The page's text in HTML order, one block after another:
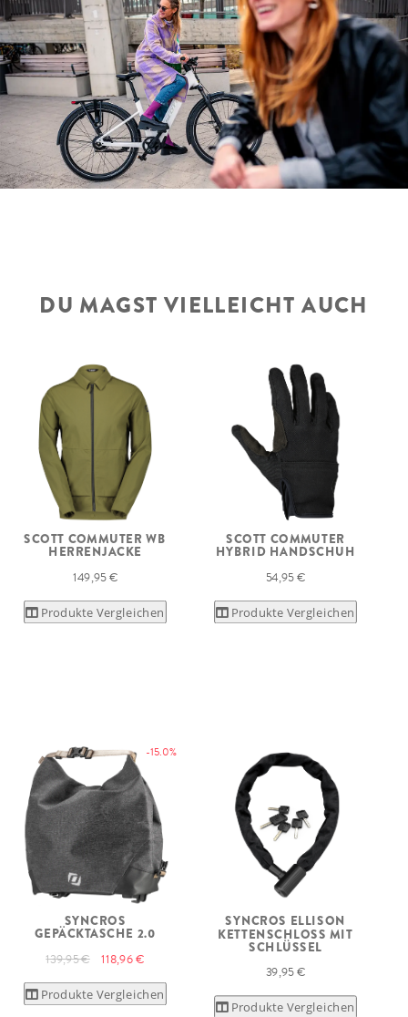
DU MAGST VIELLEICHT AUCH
SCOTT COMMUTER WB
HERRENJACKE
149,95 €
Produkte Vergleichen
SCOTT COMMUTER
HYBRID HANDSCHUH
54,95 €
Produkte Vergleichen
-15.0%
SYNCROS
GEPÄCKTASCHE 2.0
139,95 € 118,96 €
Produkte Vergleichen
SYNCROS ELLISON
KETTENSCHLOSS MIT
SCHLÜSSEL
39,95 €
Produkte Vergleichen